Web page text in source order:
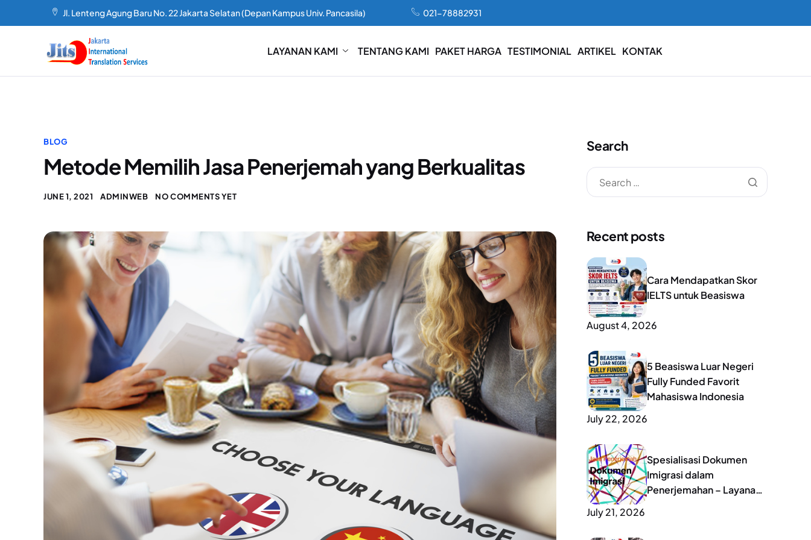
Jl. Lenteng Agung Baru No. 22 Jakarta Selatan (Depan Kampus Univ. Pancasila) 021-78882931
LAYANAN KAMI TENTANG KAMI PAKET HARGA TESTIMONIAL ARTIKEL KONTAK
BLOG
Metode Memilih Jasa Penerjemah yang Berkualitas
JUNE 1, 2021 ADMINWEB NO COMMENTS YET
Search
Recent posts
Cara Mendapatkan Skor
IELTS untuk Beasiswa
August 4, 2026
5 Beasiswa Luar Negeri
Fully Funded Favorit
Mahasiswa Indonesia
July 22, 2026
Spesialisasi Dokumen
Imigrasi dalam
Penerjemahan – Layanan
July 21, 2026